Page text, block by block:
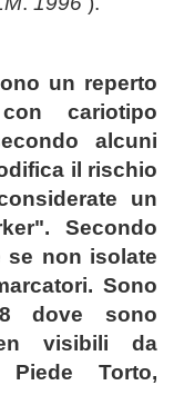
un reperto
cariotipo
alcuni
il rischio
un
Secondo
se non isolate
Sono
dove sono
visibili da
Piede Torto,